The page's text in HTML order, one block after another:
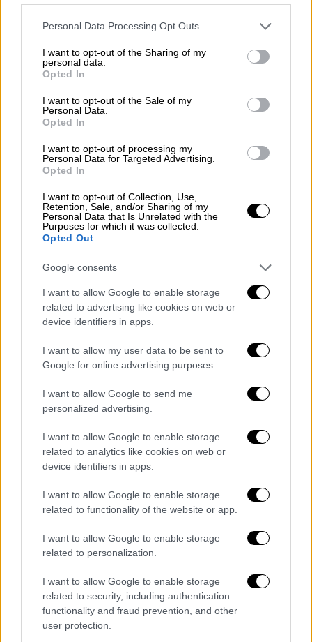
Please note that this website/app uses one or more Google
not limited to your visit or usage behaviour. You may click to
grant or deny consent to Google and its third-party tags to
use your data for below specified purposes in below Google
consent section.
Personal Data Processing Opt Outs
I want to opt-out of the Sharing of my
personal data.
Opted In
I want to opt-out of the Sale of my
Personal Data.
Opted In
I want to opt-out of processing my
Personal Data for Targeted Advertising.
Opted In
I want to opt-out of Collection, Use,
Retention, Sale, and/or Sharing of my
Personal Data that Is Unrelated with the
Purposes for which it was collected.
Opted Out
Google consents
I want to allow Google to enable storage
related to advertising like cookies on web or
device identifiers in apps.
I want to allow my user data to be sent to
Google for online advertising purposes.
I want to allow Google to send me
personalized advertising.
I want to allow Google to enable storage
related to analytics like cookies on web or
device identifiers in apps.
I want to allow Google to enable storage
related to functionality of the website or app.
I want to allow Google to enable storage
related to personalization.
I want to allow Google to enable storage
related to security, including authentication
functionality and fraud prevention, and other
user protection.
Lifestyle|06.01.2025 07:40
Παρέλαση αστέρων στο κόκκινο χαλί για
τις Χρυσές Σφαίρες - Οι celebrities που
έκλεψαν την παράσταση
Εμφανίσεις με αέρα Χόλιγουντ και υψηλής
ραπτικής
Lifestyle|04.11.2024 11:46
«Μην κάνετε το ίδιο λάθος»: Ο Χάρισον
Φορντ καταδικάζει τον Τραμπ και
στηρίζει Χάρις
«Πέρασε τέσσερα χρόνια στρέφοντας τον